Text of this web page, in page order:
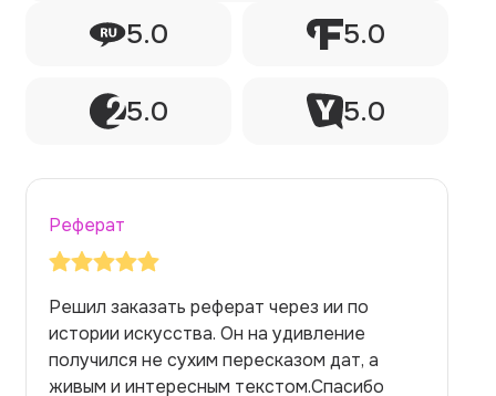
5.0 5.0
5.0 5.0
Реферат
Заказывала реферат с помощью нейросети
на медицинскую тему. Ожидала худшего,
но справилась. Термины использовала
правильно. Для быстрого ознакомления с